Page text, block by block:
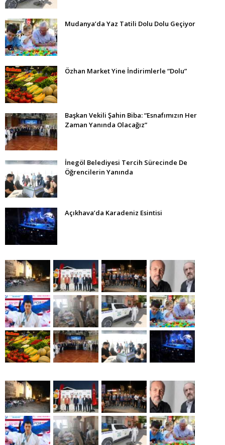
Mudanya’da Yaz Tatili Dolu Dolu Geçiyor
Özhan Market Yine İndirimlerle “Dolu”
Başkan Vekili Şahin Biba: “Esnafımızın Her
Zaman Yanında Olacağız”
İnegöl Belediyesi Tercih Sürecinde De
Öğrencilerin Yanında
Açıkhava’da Karadeniz Esintisi